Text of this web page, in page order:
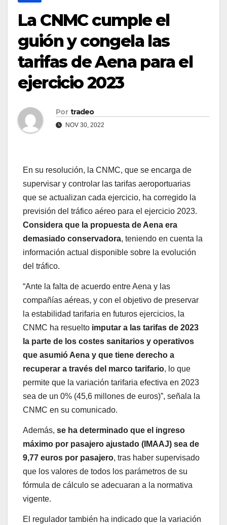
La CNMC cumple el
guión y congela las
tarifas de Aena para el
ejercicio 2023
Por tradeo
NOV 30, 2022
En su resolución, la CNMC, que se encarga de
supervisar y controlar las tarifas aeroportuarias
que se actualizan cada ejercicio, ha corregido la
previsión del tráfico aéreo para el ejercicio 2023.
Considera que la propuesta de Aena era
demasiado conservadora, teniendo en cuenta la
información actual disponible sobre la evolución
del tráfico.
“Ante la falta de acuerdo entre Aena y las
compañías aéreas, y con el objetivo de preservar
la estabilidad tarifaria en futuros ejercicios, la
CNMC ha resuelto imputar a las tarifas de 2023
la parte de los costes sanitarios y operativos
que asumió Aena y que tiene derecho a
recuperar a través del marco tarifario, lo que
permite que la variación tarifaria efectiva en 2023
sea de un 0% (45,6 millones de euros)”, señala la
CNMC en su comunicado.
Además, se ha determinado que el ingreso
máximo por pasajero ajustado (IMAAJ) sea de
9,77 euros por pasajero, tras haber supervisado
que los valores de todos los parámetros de su
fórmula de cálculo se adecuaran a la normativa
vigente.
El regulador también ha indicado que la variación